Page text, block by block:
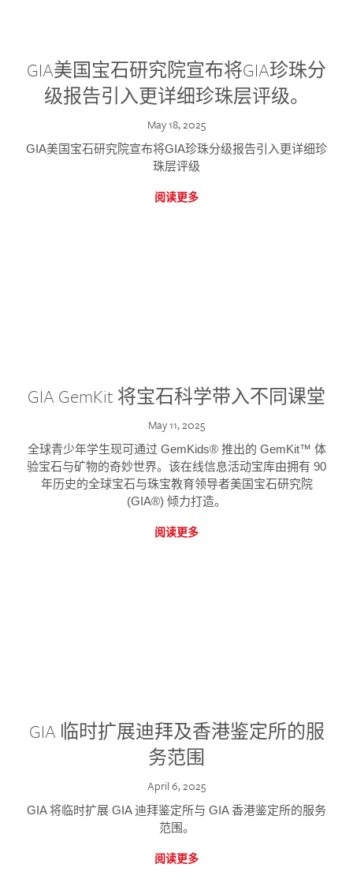
GIA美国宝石研究院宣布将GIA珍珠分
级报告引入更详细珍珠层评级。
May 18, 2025
GIA美国宝石研究院宣布将GIA珍珠分级报告引入更详细珍
珠层评级
阅读更多
GIA GemKit 将宝石科学带入不同课堂
May 11, 2025
全球青少年学生现可通过 GemKids® 推出的 GemKit™ 体
验宝石与矿物的奇妙世界。该在线信息活动宝库由拥有 90
年历史的全球宝石与珠宝教育领导者美国宝石研究院
(GIA®) 倾力打造。
阅读更多
GIA 临时扩展迪拜及香港鉴定所的服
务范围
April 6, 2025
GIA 将临时扩展 GIA 迪拜鉴定所与 GIA 香港鉴定所的服务
范围。
阅读更多